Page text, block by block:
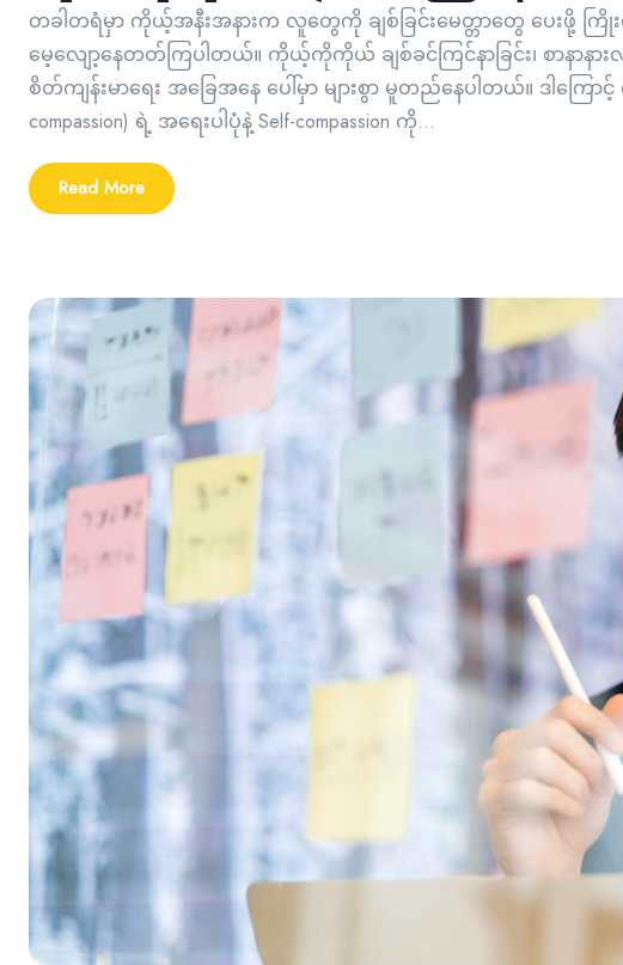
တခါတရံမှာ ကိုယ့်အနီးအနားက လူတွေကို ချစ်ခြင်းမေတ္တာတွေ ပေးဖို့
မေ့လျော့နေတတ်ကြပါတယ်။ ကိုယ့်ကိုကိုယ် ချစ်ခင်ကြင်နာခြင်း၊ စာနာ
စိတ်ကျန်းမာရေး အခြေအနေ ပေါ်မှာ များစွာ မူတည်နေပါတယ်။ ဒါကြ
compassion) ရဲ့ အရေးပါပုံနဲ့ Self-compassion ကို...
Read More